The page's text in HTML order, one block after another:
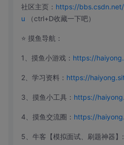
社区主页： https://
u （ctrl+D收藏一下吧）
⭐️ 摸鱼导航：
1、摸鱼小游戏： https://
2、学习资料： https://
3、摸鱼小工具： https://
4、摸鱼交流圈： https://
5、牛客【模拟面试、刷题神器】: